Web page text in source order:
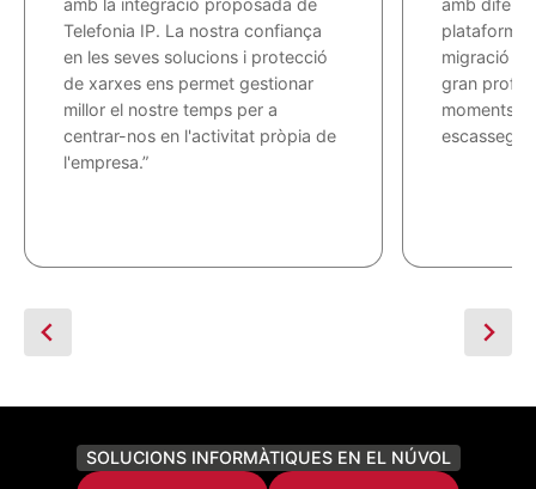
Telefonia IP. La nostra confiança
en les seves solucions i protecció
de xarxes ens permet gestionar
millor el nostre temps per a
centrar-nos en l'activitat pròpia de
l'empresa.”
migració a
gran
moments
SOLUCIONS INFORMÀTIQUES EN EL NÚVOL